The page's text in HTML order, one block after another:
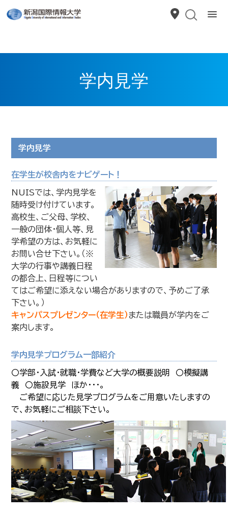
学内見学
学内見学
在学生が校舎内をナビゲート！
NUISでは、学内見学を
随時受け付けています。
高校生、ご父母、学校、
一般の団体・個人等、見
学希望の方は、お気軽に
お問い合せ下さい。（※
大学の行事や講義日程
の都合上、日程等につい
てはご希望に添えない場合がありますので、予めご了承
下さい。）
キャンパスプレゼンター（在学生）または職員が学内をご
案内します。
学内見学プログラム一部紹介
〇学部・入試・就職・学費など大学の概要説明 〇模擬講
義 〇施設見学 ほか・・・。
ご希望に応じた見学プログラムをご用意いたしますの
で、お気軽にご相談下さい。